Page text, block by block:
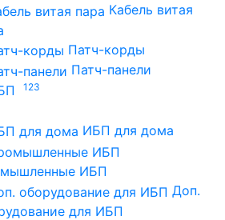
Кабель витая
Патч-корды
Патч-панели
123
ИБП для дома
ИБП
Доп.
для ИБП